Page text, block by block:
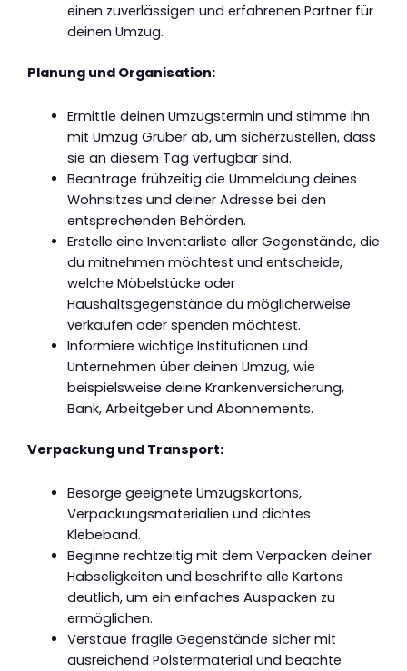
einen zuverlässigen und erfahrenen Partner für
deinen Umzug.
Planung und Organisation:
Ermittle deinen Umzugstermin und stimme ihn
mit Umzug Gruber ab, um sicherzustellen, dass
sie an diesem Tag verfügbar sind.
Beantrage frühzeitig die Ummeldung deines
Wohnsitzes und deiner Adresse bei den
entsprechenden Behörden.
Erstelle eine Inventarliste aller Gegenstände, die
du mitnehmen möchtest und entscheide,
welche Möbelstücke oder
Haushaltsgegenstände du möglicherweise
verkaufen oder spenden möchtest.
Informiere wichtige Institutionen und
Unternehmen über deinen Umzug, wie
beispielsweise deine Krankenversicherung,
Bank, Arbeitgeber und Abonnements.
Verpackung und Transport:
Besorge geeignete Umzugskartons,
Verpackungsmaterialien und dichtes
Klebeband.
Beginne rechtzeitig mit dem Verpacken deiner
Habseligkeiten und beschrifte alle Kartons
deutlich, um ein einfaches Auspacken zu
ermöglichen.
Verstaue fragile Gegenstände sicher mit
ausreichend Polstermaterial und beachte